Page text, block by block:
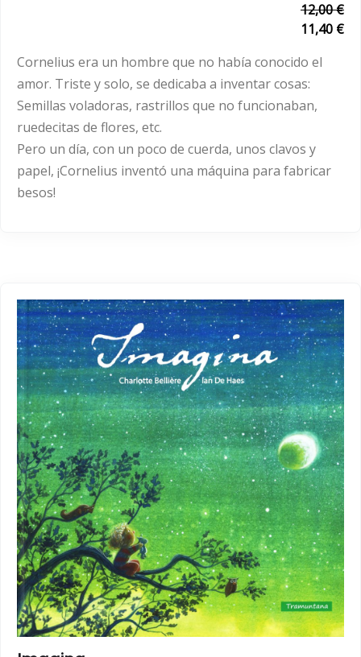
12,00 €
11,40 €
Cornelius era un hombre que no había conocido el
amor. Triste y solo, se dedicaba a inventar cosas:
Semillas voladoras, rastrillos que no funcionaban,
ruedecitas de flores, etc.
Pero un día, con un poco de cuerda, unos clavos y
papel, ¡Cornelius inventó una máquina para fabricar
besos!